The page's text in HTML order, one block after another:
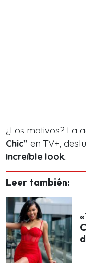
¿Los motivos? La
Chic” en TV+,
increíble look.
Leer también: